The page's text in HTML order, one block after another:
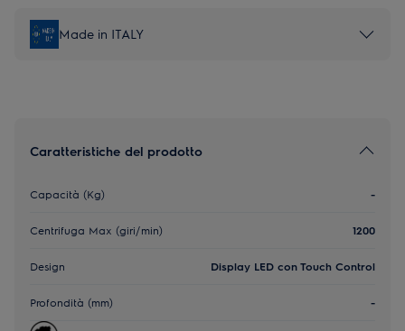
Made in ITALY
Caratteristiche del prodotto
Capacità (Kg) -
Centrifuga Max (giri/min) 1200
Design Display LED con Touch Control
Profondità (mm) -